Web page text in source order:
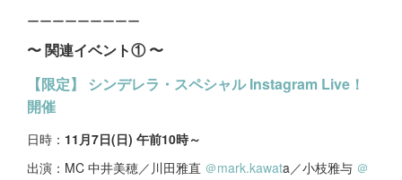
ーーーーーーーーー
〜 関連イベント① 〜
【限定】 シンデレラ・スペシャル Instagram Live！
開催
日時： 11月7日(日) 午前10時～
出演：MC 中井美穂／川田雅直 ＠mark.kawata／小枝雅与 ＠